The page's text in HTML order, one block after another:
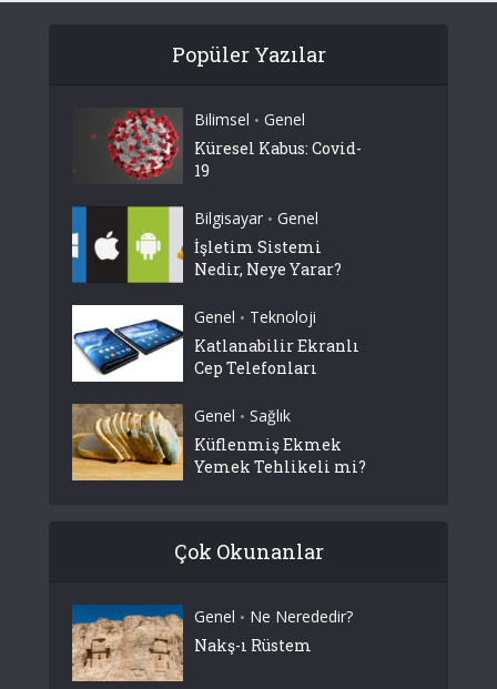
Popüler Yazılar
Bilimsel • Genel
Küresel Kabus: Covid-
19
Bilgisayar • Genel
İşletim Sistemi
Nedir, Neye Yarar?
Genel • Teknoloji
Katlanabilir Ekranlı
Cep Telefonları
Genel • Sağlık
Küflenmiş Ekmek
Yemek Tehlikeli mi?
Çok Okunanlar
Genel • Ne Nerededir?
Nakş-ı Rüstem